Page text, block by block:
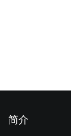
简介